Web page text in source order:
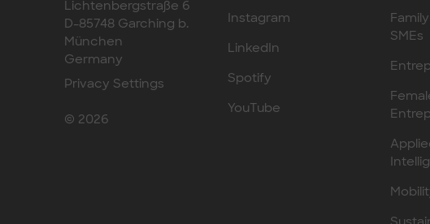
Lichtenbergstraße 6
D-85748 Garching b.
München
Germany
Privacy Settings
© 2026
Instagram
LinkedIn
Spotify
YouTube
SMEs